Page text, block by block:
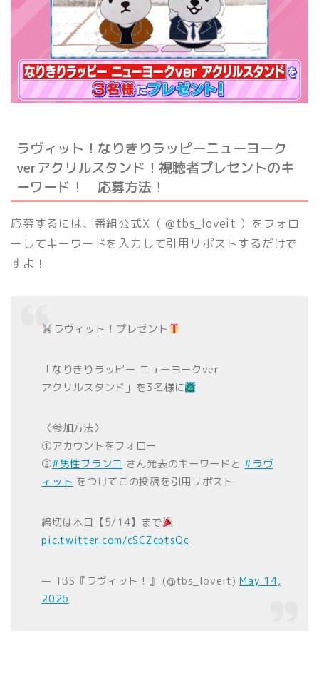
ラヴィット！なりきりラッピーニューヨーク
verアクリルスタンド！視聴者プレセントのキ
ーワード！ 応募方法！
応募するには、番組公式X（ @tbs_loveit ）をフォロ
ーしてキーワードを入力して引用リポストするだけで
すよ！
ラヴィット！プレゼント
「なりきりラッピー ニューヨークver
アクリルスタンド」を3名様に
〈参加方法〉
①アカウントをフォロー
②#男性ブランコ さん発表のキーワードと#ラヴ
ィット をつけてこの投稿を引用リポスト
締切は本日【5/14】まで
pic.twitter.com/cSCZcptsQc
— TBS『ラヴィット！』 (@tbs_loveit)May 14,
2026